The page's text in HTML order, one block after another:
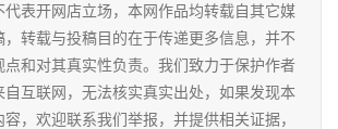
表开网店立场，本网作品均转载自其它媒
转载与投稿目的在于传递更多信息，并不
和对其真实性负责。我们致力于保护作者
自互联网，无法核实真实出处，如果发现本
，欢迎联系我们举报，并提供相关证据，